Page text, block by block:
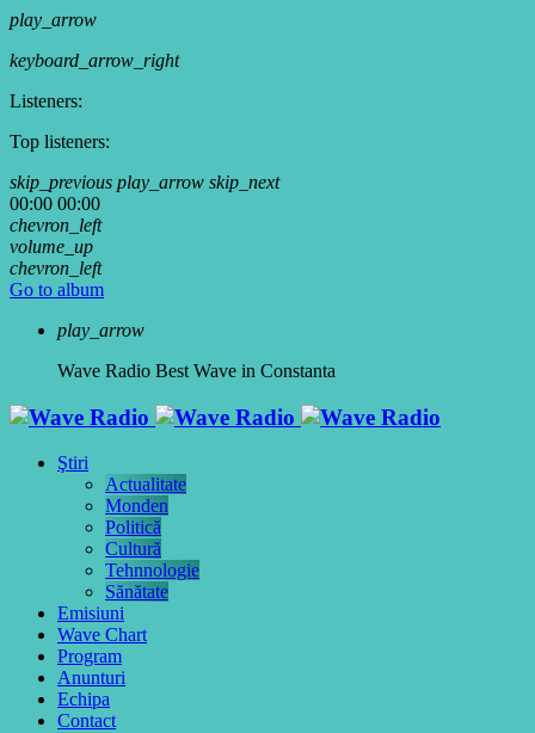
play_arrow
keyboard_arrow_right
Listeners:
Top listeners:
skip_previous play_arrow skip_next
00:00 00:00
chevron_left
volume_up
chevron_left
Go to album
play_arrow
Wave Radio Best Wave in Constanta
Ştiri
Actualitate
Monden
Politică
Cultură
Tehnnologie
Sănătate
Emisiuni
Wave Chart
Program
Anunturi
Echipa
Contact